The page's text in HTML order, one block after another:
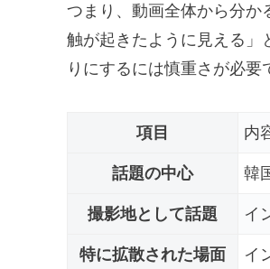
つまり、動画全体から分か
触が起きたように見える」
りにするには慎重さが必要
項目 内
話題の中心 韓
撮影地として話題 イ
特に拡散された場面 イ